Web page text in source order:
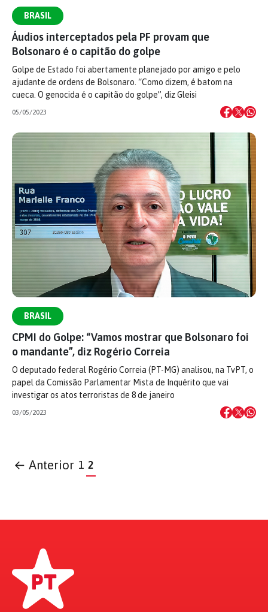
BRASIL
Áudios interceptados pela PF provam que
Bolsonaro é o capitão do golpe
Golpe de Estado foi abertamente planejado por amigo e pelo
ajudante de ordens de Bolsonaro. “Como dizem, é batom na
cueca. O genocida é o capitão do golpe”, diz Gleisi
05/05/2023
BRASIL
CPMI do Golpe: “Vamos mostrar que Bolsonaro foi
o mandante”, diz Rogério Correia
O deputado federal Rogério Correia (PT-MG) analisou, na TvPT, o
papel da Comissão Parlamentar Mista de Inquérito que vai
investigar os atos terroristas de 8 de janeiro
03/05/2023
← Anterior 1 2